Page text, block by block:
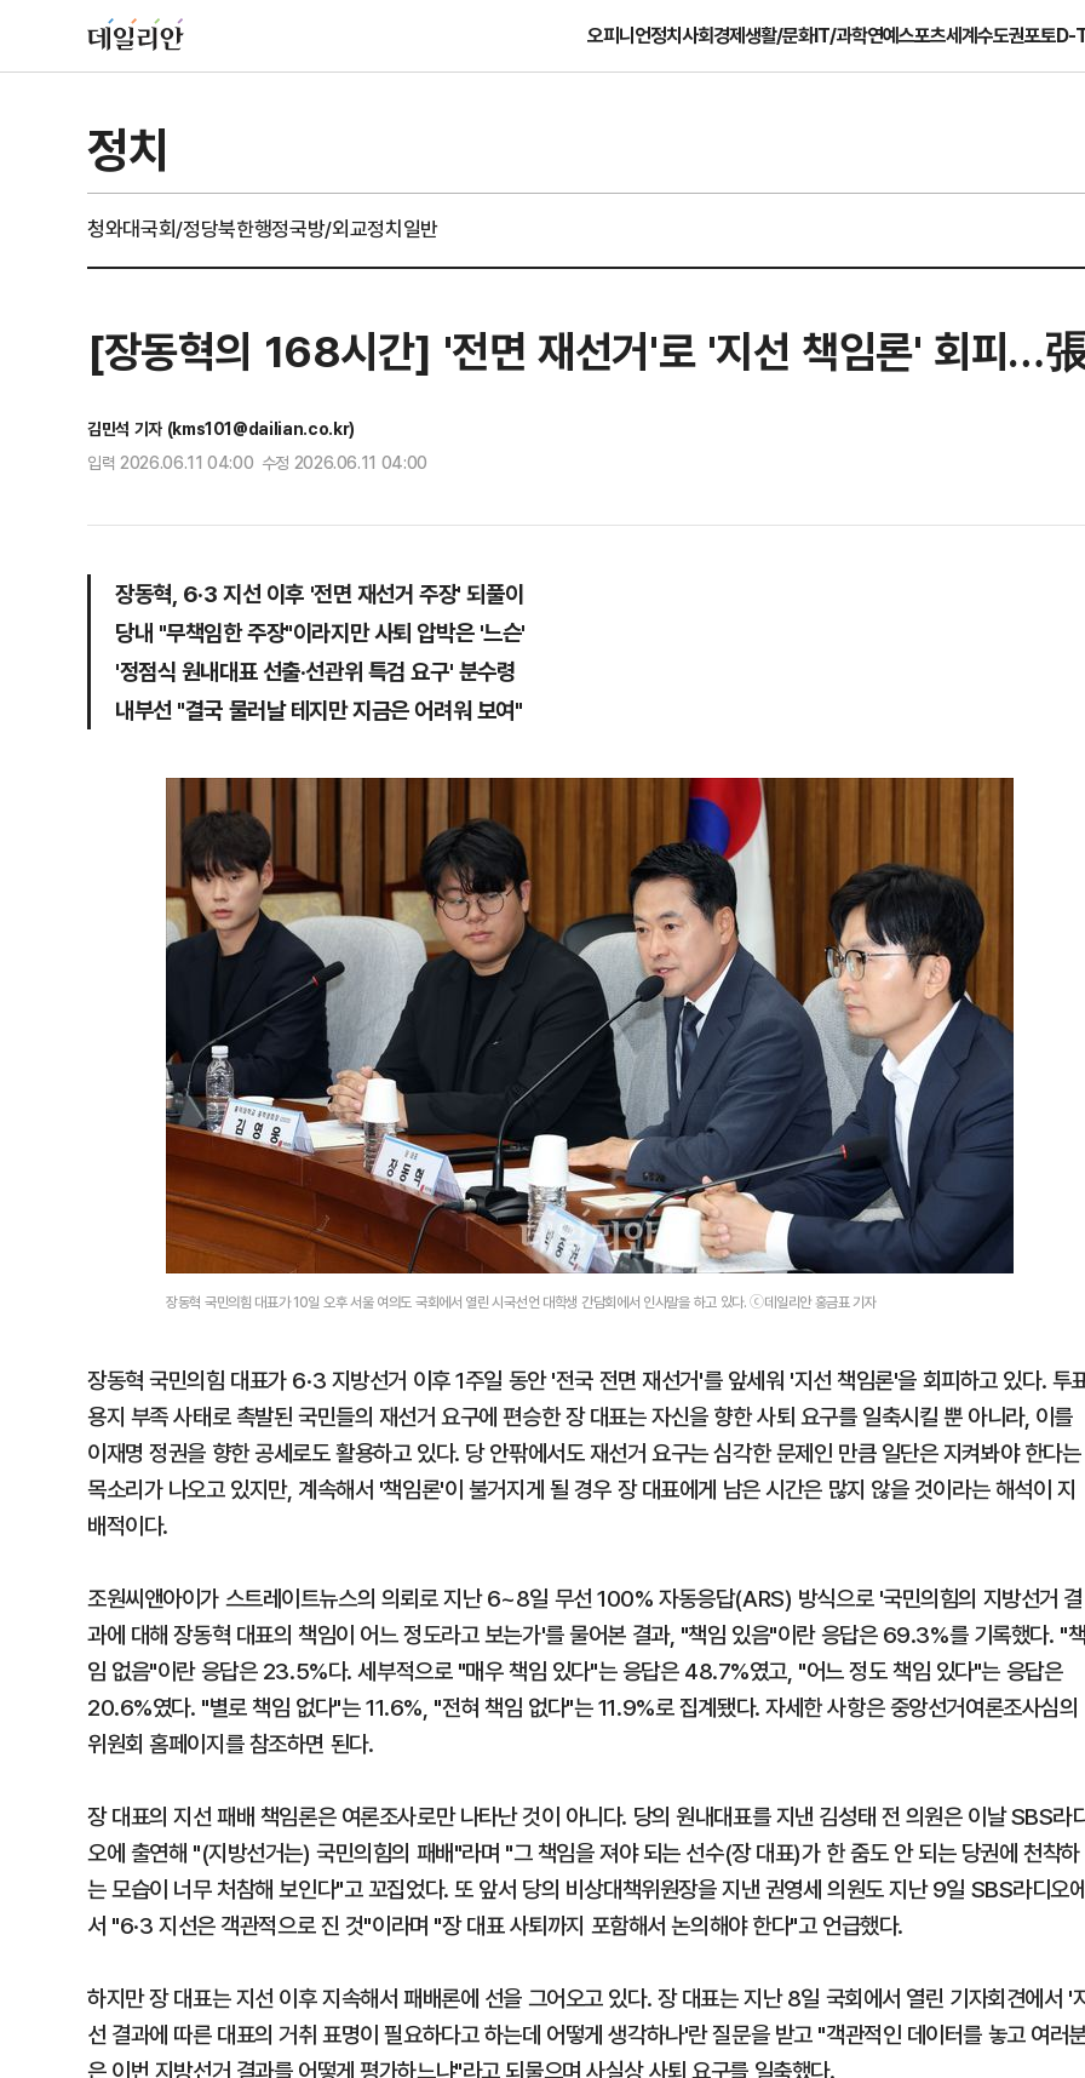
오피니언정치사회경제생활/문화IT/과학연예스포츠세계수도권포토D-
정치
청와대국회/정당북한행정국방/외교정치일반
[장동혁의 168시간] '전면 재선거'로 '지선 책임론' 회피…
김민석 기자 (kms101@dailian.co.kr)
입력 2026.06.11 04:00 수정 2026.06.11 04:00
장동혁, 6·3 지선 이후 '전면 재선거 주장' 되풀이
당내 "무책임한 주장"이라지만 사퇴 압박은 '느슨'
'정점식 원내대표 선출·선관위 특검 요구' 분수령
내부선 "결국 물러날 테지만 지금은 어려워 보여"
장동혁 국민의힘 대표가 10일 오후 서울 여의도 국회에서 열린 시국선언 대학생 간담회에서 인사말을 하고 있다. ⓒ데일리안 홍금표 기자
장동혁 국민의힘 대표가 6·3 지방선거 이후 1주일 동안 '전국 전면 재선거'를 앞세워 '지선 책임론'을 회피하고 있다. 투
용지 부족 사태로 촉발된 국민들의 재선거 요구에 편승한 장 대표는 자신을 향한 사퇴 요구를 일축시킬 뿐 아니라, 이를
이재명 정권을 향한 공세로도 활용하고 있다. 당 안팎에서도 재선거 요구는 심각한 문제인 만큼 일단은 지켜봐야 한다는
목소리가 나오고 있지만, 계속해서 '책임론'이 불거지게 될 경우 장 대표에게 남은 시간은 많지 않을 것이라는 해석이 지
배적이다.
조원씨앤아이가 스트레이트뉴스의 의뢰로 지난 6~8일 무선 100% 자동응답(ARS) 방식으로 '국민의힘의 지방선거 결
과에 대해 장동혁 대표의 책임이 어느 정도라고 보는가'를 물어본 결과, "책임 있음"이란 응답은 69.3%를 기록했다. "
임 없음"이란 응답은 23.5%다. 세부적으로 "매우 책임 있다"는 응답은 48.7%였고, "어느 정도 책임 있다"는 응답은
20.6%였다. "별로 책임 없다"는 11.6%, "전혀 책임 없다"는 11.9%로 집계됐다. 자세한 사항은 중앙선거여론조사심의
위원회 홈페이지를 참조하면 된다.
장 대표의 지선 패배 책임론은 여론조사로만 나타난 것이 아니다. 당의 원내대표를 지낸 김성태 전 의원은 이날 SBS라
오에 출연해 "(지방선거는) 국민의힘의 패배"라며 "그 책임을 져야 되는 선수(장 대표)가 한 줌도 안 되는 당권에 천착하
는 모습이 너무 처참해 보인다"고 꼬집었다. 또 앞서 당의 비상대책위원장을 지낸 권영세 의원도 지난 9일 SBS라디오
서 "6·3 지선은 객관적으로 진 것"이라며 "장 대표 사퇴까지 포함해서 논의해야 한다"고 언급했다.
하지만 장 대표는 지선 이후 지속해서 패배론에 선을 그어오고 있다. 장 대표는 지난 8일 국회에서 열린 기자회견에서 '
선 결과에 따른 대표의 거취 표명이 필요하다고 하는데 어떻게 생각하나'란 질문을 받고 "객관적인 데이터를 놓고 여러
은 이번 지방선거 결과를 어떻게 평가하느냐"라고 되물으며 사실상 사퇴 요구를 일축했다.